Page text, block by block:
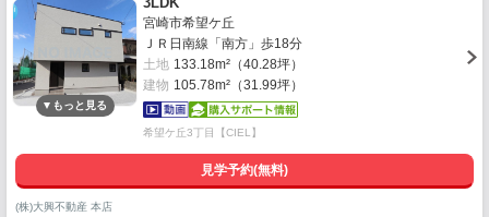
宮崎市希望ケ丘
ＪＲ日南線「南方」歩18分
土地 133.18m²（40.28坪）
建物 105.78m²（31.99坪）
希望ケ丘3丁目【CIEL】
見学予約(無料)
(株)大興不動産 本店